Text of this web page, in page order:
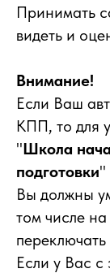
Принимать
видеть и
Внимание!
Если Ваш
КПП, то для
"Школа
подготовки"
Вы должны
том числе
переключать
Если у Вас с